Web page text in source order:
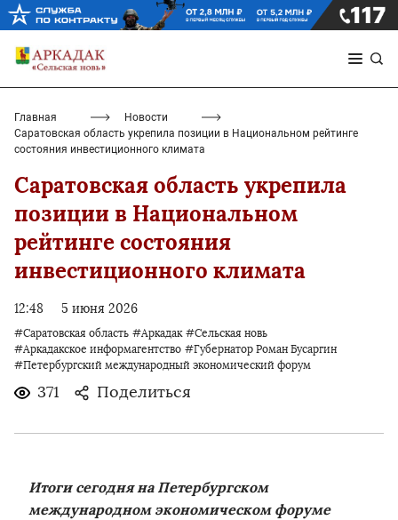
Главная
Новости
Саратовская область укрепила позиции в Национальном рейтинге
состояния инвестиционного климата
Саратовская область укрепила
позиции в Национальном
рейтинге состояния
инвестиционного климата
12:48 5 июня 2026
#Саратовская область #Аркадак #Сельская новь
#Аркадакское информагентство #Губернатор Роман Бусаргин
#Петербургский международный экономический форум
371 Поделиться
Итоги сегодня на Петербургском
международном экономическом форуме